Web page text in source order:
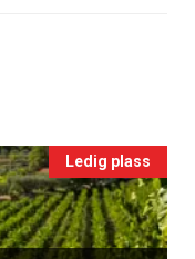
Ledig plass